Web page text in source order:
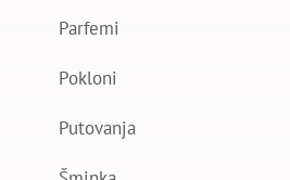
Parfemi
Pokloni
Putovanja